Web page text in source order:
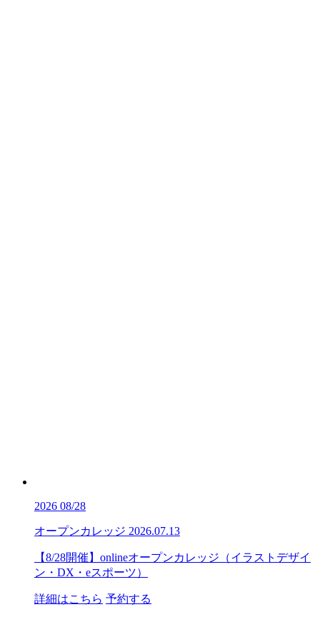
2026 08/28
オープンカレッジ 2026.07.13
【8/28開催】onlineオープンカレッジ（イラストデザイ
ン・DX・eスポーツ）
詳細はこちら 予約する